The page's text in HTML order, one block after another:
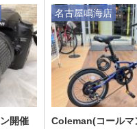
開催
Coleman(コールマ
名古屋鳴海店